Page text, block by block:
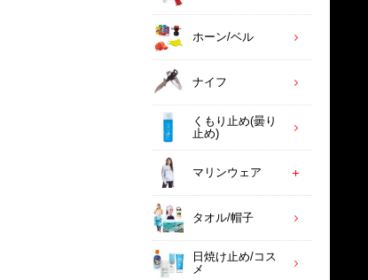
ホーン/ベル
ナイフ
くもり止め(曇り
止め)
マリンウェア
タオル/帽子
日焼け止め/コス
メ